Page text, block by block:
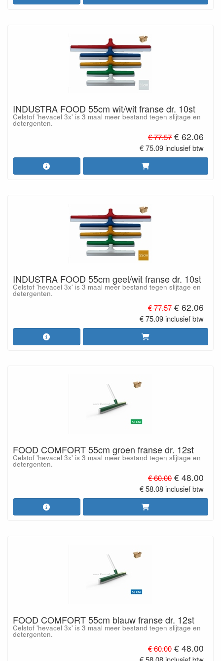
INDUSTRA FOOD 55cm wit/wit franse dr. 10st
Celstof 'hevacel 3x' is 3 maal meer bestand tegen slijtage en
detergenten.
€ 77.57 € 62.06
€ 75.09 inclusief btw
INDUSTRA FOOD 55cm geel/wit franse dr. 10st
Celstof 'hevacel 3x' is 3 maal meer bestand tegen slijtage en
detergenten.
€ 77.57 € 62.06
€ 75.09 inclusief btw
FOOD COMFORT 55cm groen franse dr. 12st
Celstof 'hevacel 3x' is 3 maal meer bestand tegen slijtage en
detergenten.
€ 60.00 € 48.00
€ 58.08 inclusief btw
FOOD COMFORT 55cm blauw franse dr. 12st
Celstof 'hevacel 3x' is 3 maal meer bestand tegen slijtage en
detergenten.
€ 60.00 € 48.00